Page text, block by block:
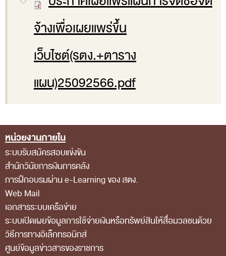
ผู้ช่วยผู้ว่าการตรวจเงินแผ่นดิน
รองผู้ตรวจเงินแผ่นดิน (สตภ.1-15)
ที่ปรึกษาประจำสำนักงาน
ผู้บริหารเทคโนโลยีสารสนเทศระดับสูง (CIO)
หน้าที่และอำนาจ และการแบ่งส่วนราชการ
ภาพรวม
ส่วนกลาง
ส่วนภูมิภาค
คณะกรรมการตรวจสอบของสำนักงานการตรวจเงิน
แผ่นดิน
โครงสร้างคณะกรรมการตรวจสอบ
เอกสารที่เกี่ยวข้องกับคณะกรรมการตรวจสอบ
จ้างเพื่อเผยแพร่ขึ้น
เว็บไซต์(รตง.+ตาราง
แผน)25092566.pdf
Footer Menu
หน่วยงานภายใน
ระบบรับสมัครสอบแข่งขัน
สำนักวินัยการเงินการคลัง
การฝึกอบรมผ่าน e-Learning ของ สตง.
Web Mail
เอกสารระบบเครือข่าย
ระบบเปิดเผยข้อมูลการใช้จ่ายเงินหรือทรัพย์สินให้สื่อมวลชนด้วย
วิธีการทางอิเล็กทรอนิกส์
ศูนย์ข้อมูลข่าวสารของราชการ